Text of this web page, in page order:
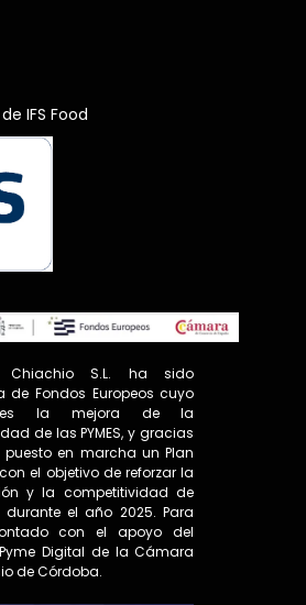
IFS Food
Chiachio S.L. ha sido
de Fondos Europeos cuyo
es la mejora de la
de las PYMES, y gracias
en marcha un Plan
el objetivo de reforzar la
y la competitividad de
el año 2025. Para
con el apoyo del
Digital de la Cámara
de Córdoba.